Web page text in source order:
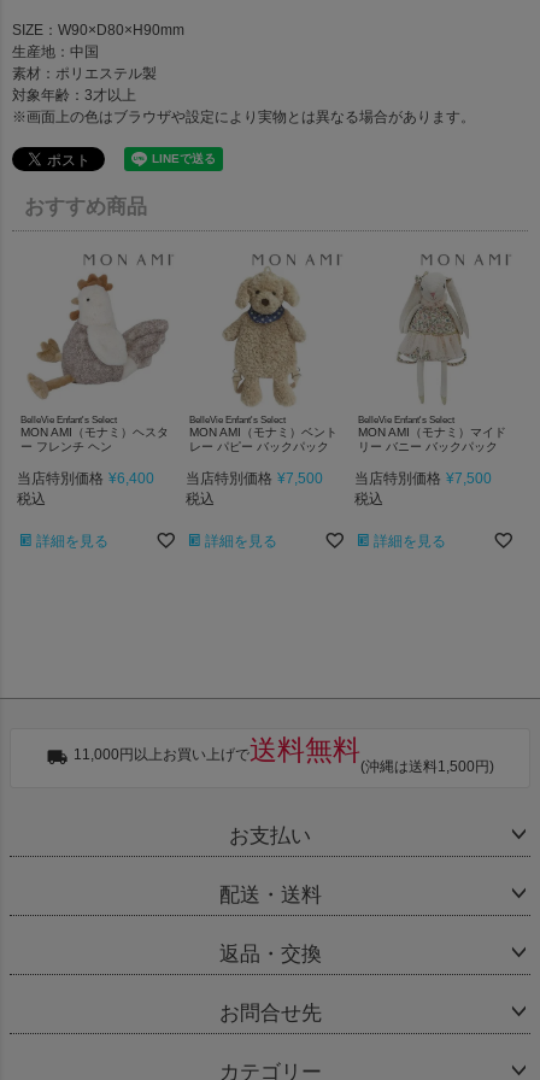
SIZE：W90×D80×H90mm
生産地：中国
素材：ポリエステル製
対象年齢：3才以上
※画面上の色はブラウザや設定により実物とは異なる場合があります。
おすすめ商品
BelleVie Enfant's Select
MON AMI（モナミ）ヘスタ
ー フレンチ ヘン
当店特別価格 ¥6,400
税込
詳細を見る
BelleVie Enfant's Select
MON AMI（モナミ）ベント
レー パピー バックパック
当店特別価格 ¥7,500
税込
詳細を見る
BelleVie Enfant's Select
MON AMI（モナミ）マイド
リー バニー バックパック
当店特別価格 ¥7,500
税込
詳細を見る
11,000円以上お買い上げで送料無料
(沖縄は送料1,500円)
お支払い
配送・送料
返品・交換
お問合せ先
カテゴリー